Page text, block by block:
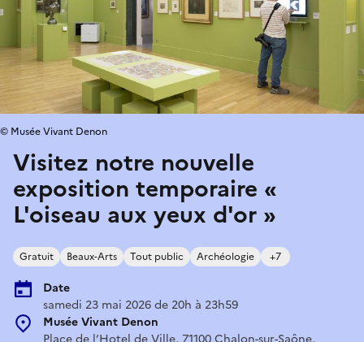
Visitez notre nouvelle
exposition temporaire «
L'oiseau aux yeux d'or »
Gratuit Beaux-Arts Tout public Archéologie +7
Date
samedi 23 mai 2026 de 20h à 23h59
Musée Vivant Denon
© Musée Vivant Denon